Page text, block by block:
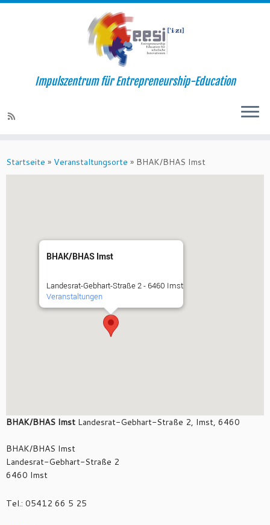
Impulszentrum für Entrepreneurship-Education
Startseite » Veranstaltungsorte » BHAK/BHAS Imst
BHAK/BHAS Imst
Landesrat-Gebhart-Straße 2 - 6460 Imst
Veranstaltungen
BHAK/BHAS Imst Landesrat-Gebhart-Straße 2, Imst, 6460
BHAK/BHAS Imst
Landesrat-Gebhart-Straße 2
6460 Imst
Tel.: 05412 66 5 25